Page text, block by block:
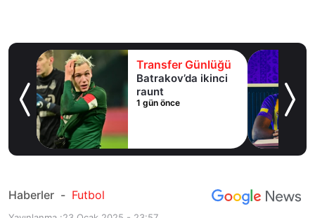
Transfer Günlüğü
Batrakov’da ikinci
raunt
1 gün önce
Haberler - Futbol